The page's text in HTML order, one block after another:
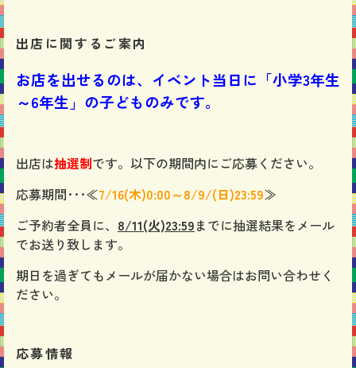
出店に関するご案内
お店を出せるのは、イベント当日に「小学3年生
～6年生」の子どものみです。
出店は抽選制です。以下の期間内にご応募ください。
応募期間･･･≪7/16(木)0:00～8/9/(日)23:59≫
ご予約者全員に、 8/11(火)23:59までに抽選結果をメール
でお送り致します。
期日を過ぎてもメールが届かない場合はお問い合わせく
ださい。
応募情報